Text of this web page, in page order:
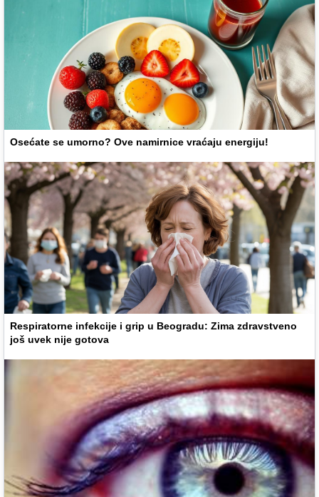
Osećate se umorno? Ove namirnice vraćaju energiju!
Respiratorne infekcije i grip u Beogradu: Zima zdravstveno
još uvek nije gotova